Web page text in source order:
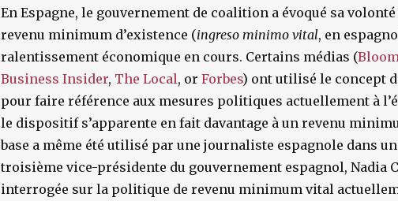
En Espagne, le gouvernement de coalition a évoqué sa
revenu minimum d’existence (ingreso minimo vital, en
ralentissement économique en cours. Certains médias (
Business Insider, The Local, or Forbes) ont utilisé le concept
pour faire référence aux mesures politiques actuellement à
le dispositif s’apparente en fait davantage à un revenu
base a même été utilisé par une journaliste espagnole dans
troisième vice-présidente du gouvernement espagnol, Nadia
interrogée sur la politique de revenu minimum vital